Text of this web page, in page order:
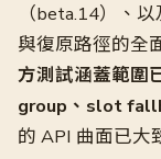
（beta.14）、
與復原路徑的全
方測試涵蓋範
group、slot
的 API 曲面已大